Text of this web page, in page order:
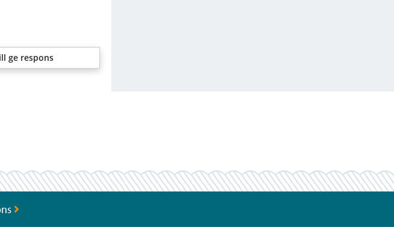
ge respons